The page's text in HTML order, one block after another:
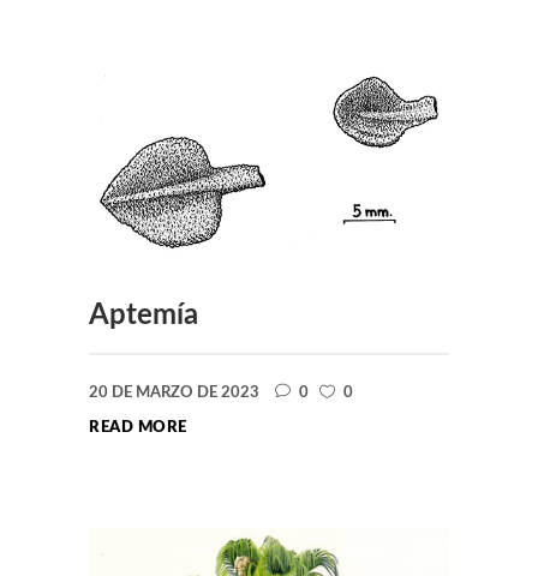
Aptemía
20 DE MARZO DE 2023 0 0
READ MORE